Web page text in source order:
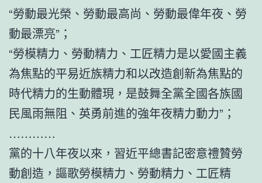
“勞動最光榮、勞動最高尚、勞動最偉年夜、勞
動最漂亮”；
“勞模精力、勞動精力、工匠精力是以愛國主義
為焦點的平易近族精力和以改造創新為焦點的
時代精力的生動體現，是鼓舞全黨全國各族國
民風雨無阻、英勇前進的強年夜精力動力”；
…………
黨的十八年夜以來，習近平總書記密意禮贊勞
動創造，謳歌勞模精力、勞動精力、工匠精